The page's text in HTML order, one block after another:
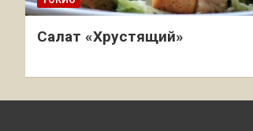
Салат «Хрустящий»